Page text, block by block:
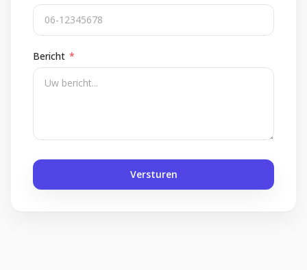
Bericht *
Versturen